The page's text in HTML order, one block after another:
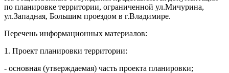
по планировке территории, ограниченной ул.Мичурина,
ул.Западная, Большим проездом в г.Владимире.
Перечень информационных материалов:
1. Проект планировки территории:
- основная (утверждаемая) часть проекта планировки;